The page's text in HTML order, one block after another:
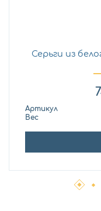
Серьги из
Артикул
Вес